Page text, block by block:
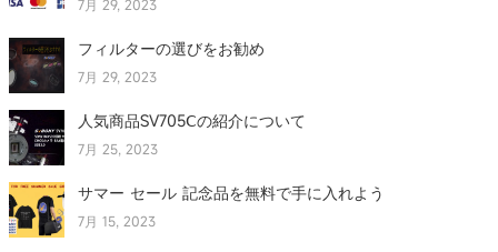
7月 29, 2023
フィルターの選びをお勧め
7月 29, 2023
人気商品SV705Ⅽの紹介について
7月 25, 2023
サマー セール 記念品を無料で手に入れよう
7月 15, 2023